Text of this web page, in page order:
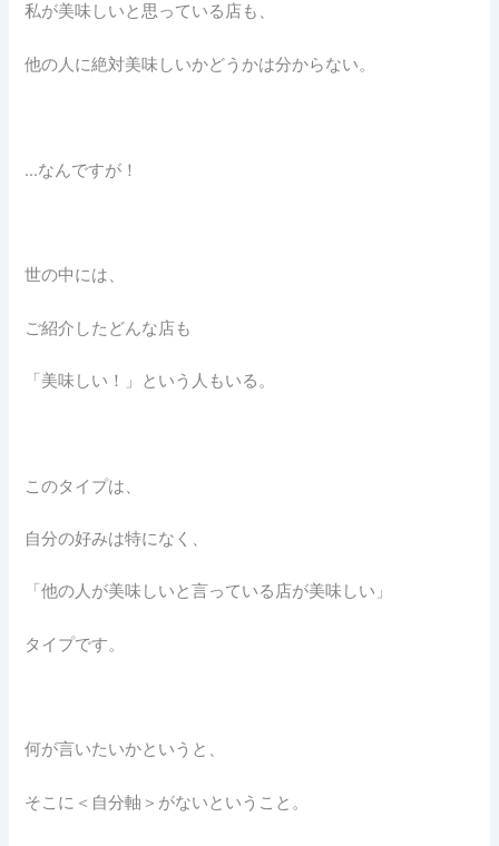
私が美味しいと思っている店も、
他の人に絶対美味しいかどうかは分からない。
…なんですが！
世の中には、
ご紹介したどんな店も
「美味しい！」という人もいる。
このタイプは、
自分の好みは特になく、
「他の人が美味しいと言っている店が美味しい」
タイプです。
何が言いたいかというと、
そこに＜自分軸＞がないということ。